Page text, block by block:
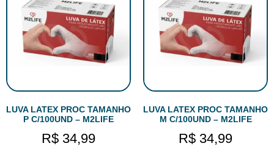
LUVA LATEX PROC TAMANHO
P C/100UND – M2LIFE
R$ 34,99
LUVA LATEX PROC TAMANHO
M C/100UND – M2LIFE
R$ 34,99